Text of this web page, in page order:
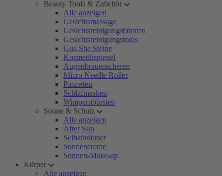
Beauty Tools & Zubehör
Alle anzeigen
Gesichtsmassage
Gesichtsreinigungsbürsten
Gesichtsreinigungstools
Gua Sha Steine
Kosmetikspiegel
Augenbrauenscheren
Micro Needle Roller
Pinzetten
Schlafmasken
Wimpernbürsten
Sonne & Schutz
Alle anzeigen
After Sun
Selbstbräuner
Sonnencreme
Sonnen-Make-up
Körper
Alle anzeigen